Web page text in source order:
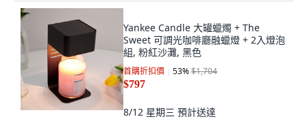
Yankee Candle 大罐蠟燭 + The
Sweet 可調光咖啡廳融蠟燈 + 2入燈泡
組, 粉紅沙灘, 黑色
首購折扣價 53%$1,704
$797
8/12 星期三 預計送達